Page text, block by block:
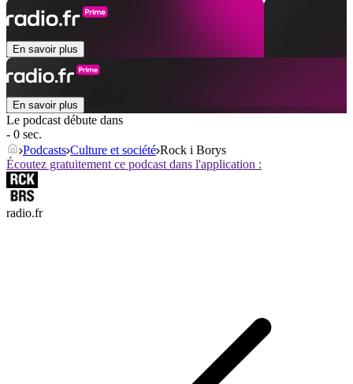
En savoir plus
En savoir plus
Le podcast débute dans
- 0 sec.
Podcasts Culture et société Rock i Borys
Écoutez gratuitement ce podcast dans l'application :
radio.fr